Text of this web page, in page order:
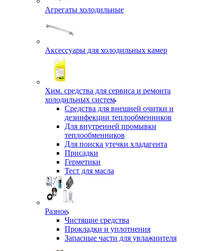
Агрегаты холодильные
Аксессуары для холодильных камер
Хим. средства для сервиса и ремонта
холодильных систем
Средства для внешней очитки и
дезинфекции теплообменников
Для внутренней промывки
теплообменников
Для поиска утечки хладагента
Присадки
Герметики
Тест для масла
Разное
Чистящие средства
Прокладки и уплотнения
Запасные части для увлажнителя